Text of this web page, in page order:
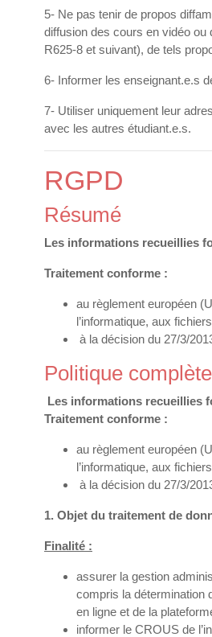
5- Ne pas tenir de propos
diffusion des cours en vidéo ou
R625-8 et suivant), de tels
6- Informer les enseignant.e.s
7- Utiliser uniquement leur
avec les autres étudiant.e.s.
RGPD
Résumé
Les informations recueillies
Traitement conforme :
au règlement européen
l’informatique, aux
à la décision du 27/3/
Politique complète
Les informations recueillies
Traitement conforme :
au règlement européen
l’informatique, aux
à la décision du 27/3/
1. Objet du traitement de
Finalité :
assurer la gestion
compris la détermination
en ligne et de la
informer le CROUS de